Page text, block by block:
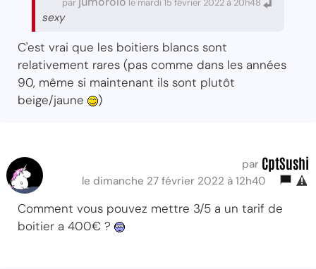
par le mardi 15 février 2022 à 20h48
sexy
C'est vrai que les boitiers blancs sont
relativement rares (pas comme dans les années
90, même si maintenant ils sont plutôt
beige/jaune
)
par CptSushi
le dimanche 27 février 2022 à 12h40
Comment vous pouvez mettre 3/5 a un tarif de
boitier a 400€ ?